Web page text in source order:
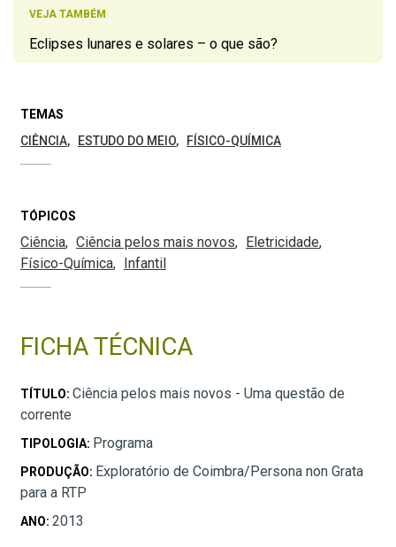
VEJA TAMBÉM
Eclipses lunares e solares – o que são?
TEMAS
CIÊNCIA
ESTUDO DO MEIO FÍSICO-QUÍMICA
TÓPICOS
Ciência Ciência pelos mais novos
Eletricidade
Físico-Química
Infantil
FICHA TÉCNICA
TÍTULO: Ciência pelos mais novos - Uma questão de
corrente
TIPOLOGIA: Programa
PRODUÇÃO: Exploratório de Coimbra/Persona non Grata
para a RTP
ANO: 2013